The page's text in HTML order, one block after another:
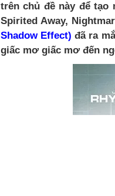
trên chủ đề này để tạo
Spirited Away,
Shadow Effect) đã ra
giấc mơ giấc mơ đến